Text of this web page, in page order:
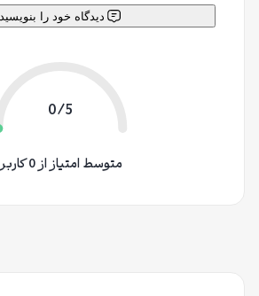
دیدگاه خود را بنویسید
0/5
متوسط امتیاز از 0 کاربر